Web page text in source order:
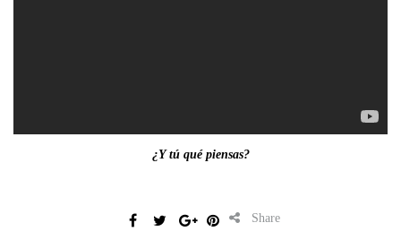
¿Y tú qué piensas?
Share